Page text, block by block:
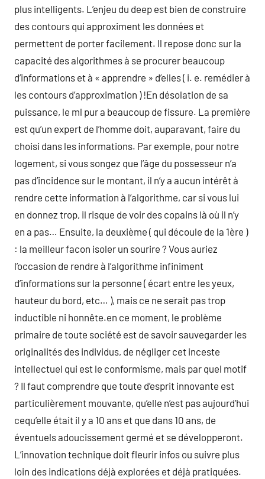
plus intelligents. L’enjeu du deep est bien de construire
des contours qui approximent les données et
permettent de porter facilement. Il repose donc sur la
capacité des algorithmes à se procurer beaucoup
d’informations et à « apprendre » d’elles ( i. e. remédier à
les contours d’approximation ) !En désolation de sa
puissance, le ml pur a beaucoup de fissure. La première
est qu’un expert de l’homme doit, auparavant, faire du
choisi dans les informations. Par exemple, pour notre
logement, si vous songez que l’âge du possesseur n’a
pas d’incidence sur le montant, il n’y a aucun intérêt à
rendre cette information à l’algorithme, car si vous lui
en donnez trop, il risque de voir des copains là où il n’y
en a pas… Ensuite, la deuxième ( qui découle de la 1ère )
: la meilleur facon isoler un sourire ? Vous auriez
l’occasion de rendre à l’algorithme infiniment
d’informations sur la personne ( écart entre les yeux,
hauteur du bord, etc… ), mais ce ne serait pas trop
inductible ni honnête.en ce moment, le problème
primaire de toute société est de savoir sauvegarder les
originalités des individus, de négliger cet inceste
intellectuel qui est le conformisme, mais par quel motif
? Il faut comprendre que toute d’esprit innovante est
particulièrement mouvante, qu’elle n’est pas aujourd’hui
cequ’elle était il y a 10 ans et que dans 10 ans, de
éventuels adoucissement germé et se développeront.
L’innovation technique doit fleurir infos ou suivre plus
loin des indications déjà explorées et déjà pratiquées.